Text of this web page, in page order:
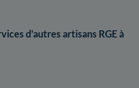
d'autres artisans RGE à